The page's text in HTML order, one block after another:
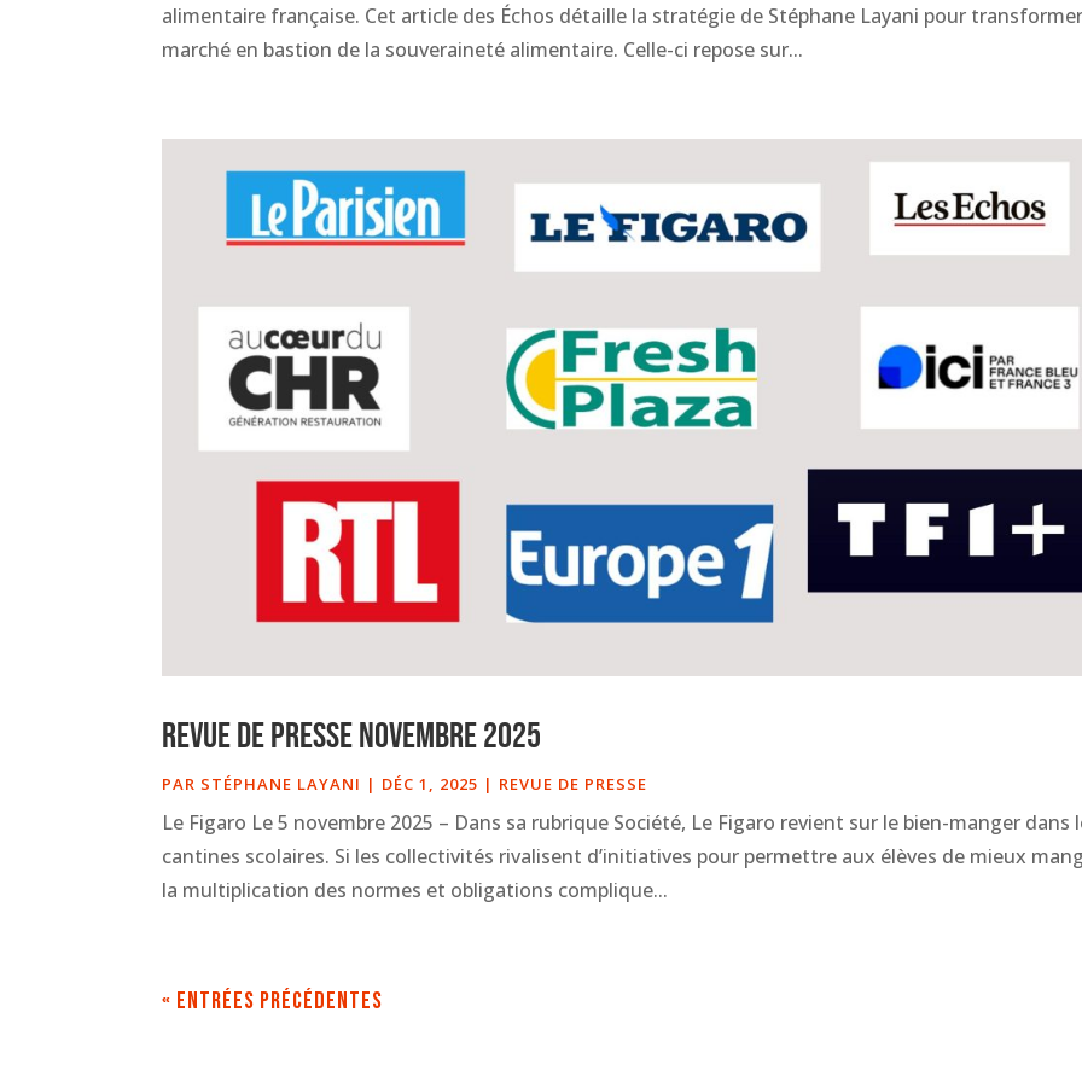
alimentaire française. Cet article des Échos détaille la stratégie de Stéphane Layani pour
marché en bastion de la souveraineté alimentaire. Celle-ci repose sur...
Revue de presse novembre 2025
PAR STÉPHANE LAYANI | DÉC 1, 2025 | REVUE DE PRESSE
Le Figaro Le 5 novembre 2025 – Dans sa rubrique Société, Le Figaro revient sur le bien-manger dans
cantines scolaires. Si les collectivités rivalisent d’initiatives pour permettre aux élèves de mieux
la multiplication des normes et obligations complique...
« Entrées précédentes